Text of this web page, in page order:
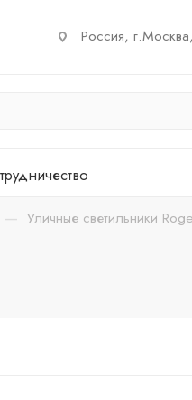
Россия,
— Уличные светильники